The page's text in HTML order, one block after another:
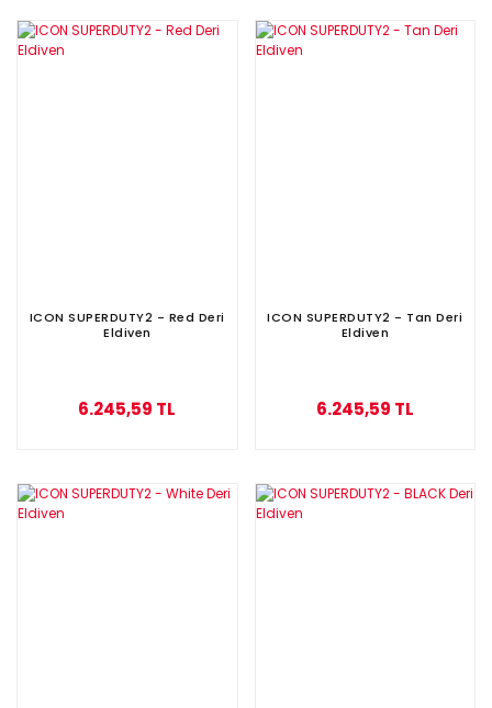
ICON SUPERDUTY2 - Red Deri
Eldiven
6.245,59 TL
ICON SUPERDUTY2 - Tan Deri
Eldiven
6.245,59 TL